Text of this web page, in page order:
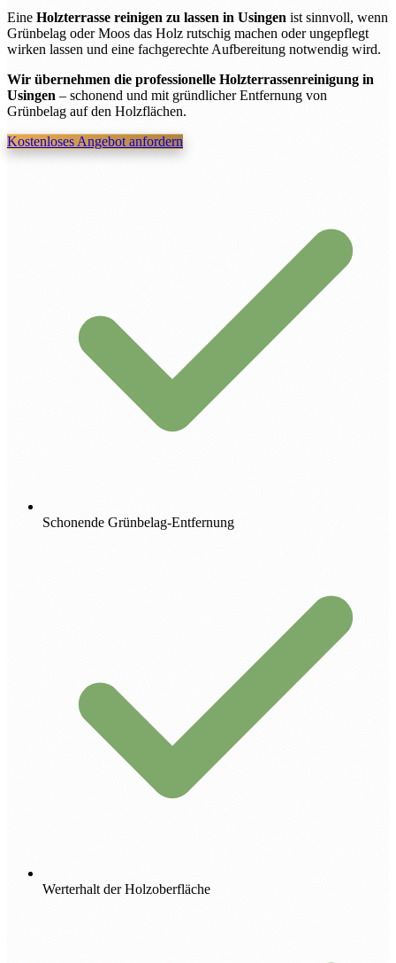
Eine Holzterrasse reinigen zu lassen in Usingen ist sinnvoll, wenn
Grünbelag oder Moos das Holz rutschig machen oder ungepflegt
wirken lassen und eine fachgerechte Aufbereitung notwendig wird.
Wir übernehmen die professionelle Holzterrassenreinigung in
Usingen – schonend und mit gründlicher Entfernung von
Grünbelag auf den Holzflächen.
Kostenloses Angebot anfordern
Schonende Grünbelag-Entfernung
Werterhalt der Holzoberfläche